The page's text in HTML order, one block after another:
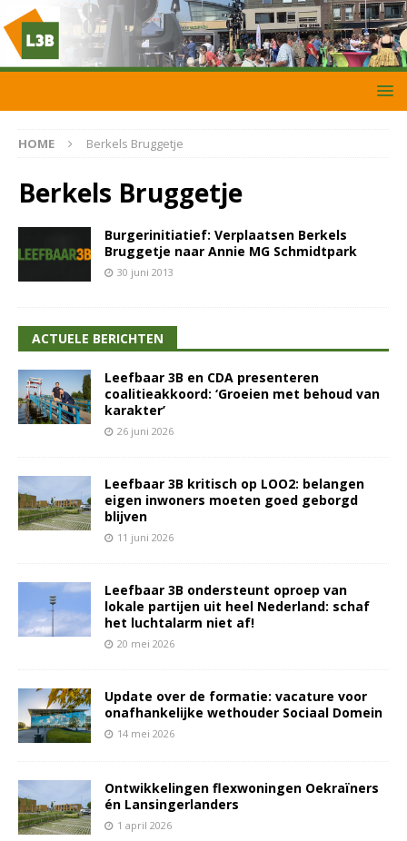
HOME Berkels Bruggetje
Berkels Bruggetje
Burgerinitiatief: Verplaatsen Berkels
Bruggetje naar Annie MG Schmidtpark
30 juni 2013
ACTUELE BERICHTEN
Leefbaar 3B en CDA presenteren
coalitieakkoord: ‘Groeien met behoud van
karakter’
26 juni 2026
Leefbaar 3B kritisch op LOO2: belangen
eigen inwoners moeten goed geborgd
blijven
11 juni 2026
Leefbaar 3B ondersteunt oproep van
lokale partijen uit heel Nederland: schaf
het luchtalarm niet af!
20 mei 2026
Update over de formatie: vacature voor
onafhankelijke wethouder Sociaal Domein
14 mei 2026
Ontwikkelingen flexwoningen Oekraïners
én Lansingerlanders
1 april 2026